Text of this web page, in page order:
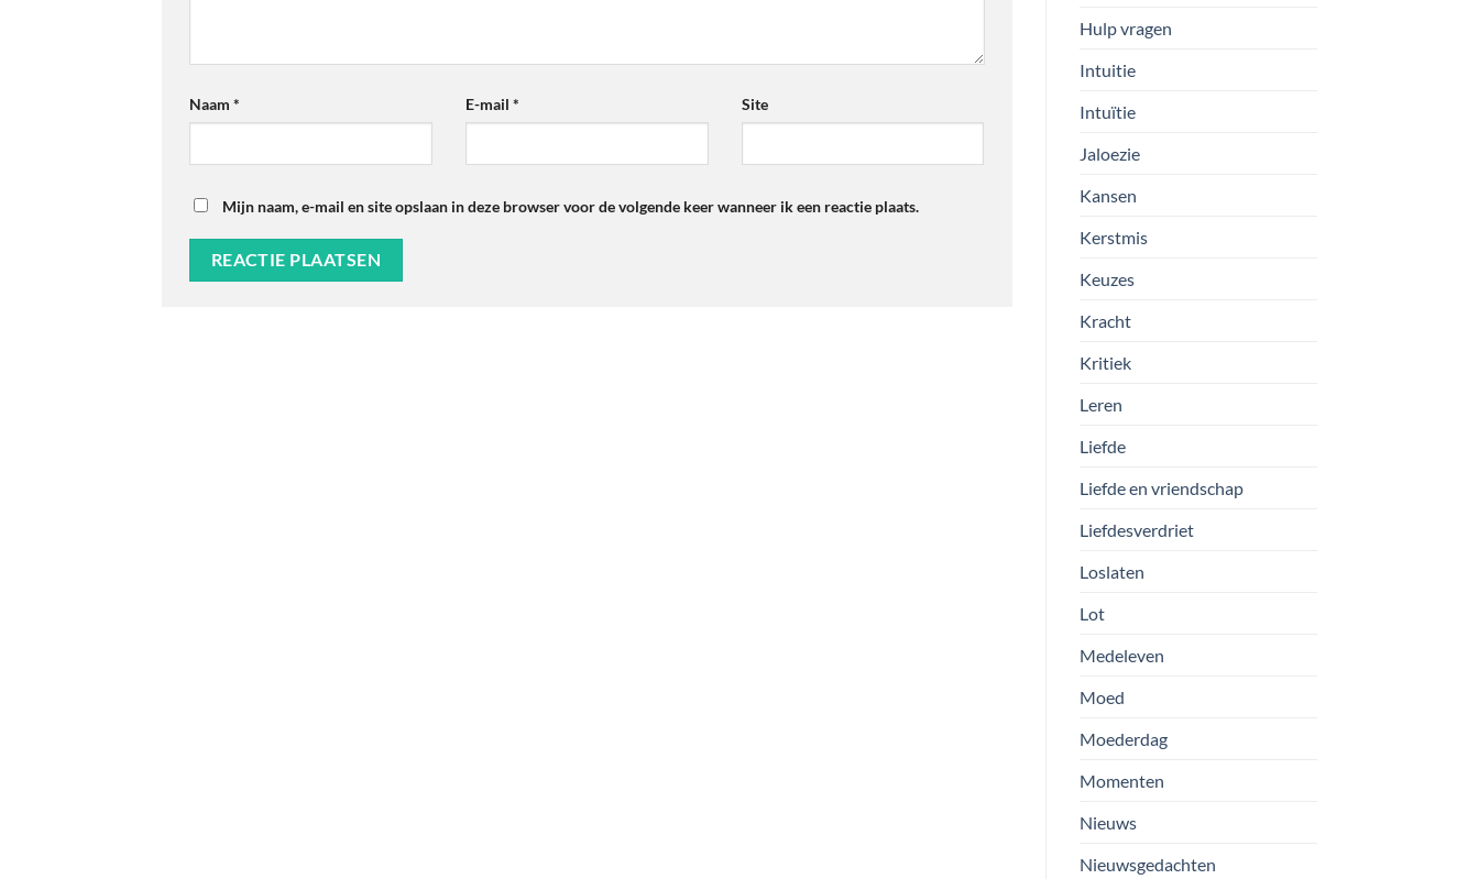
Naam * E-mail * Site
Mijn naam, e-mail en site opslaan in deze browser voor de volgende keer wanneer ik een reactie plaats.
Hulp vragen
Intuitie
Intuïtie
Jaloezie
Kansen
Kerstmis
Keuzes
Kracht
Kritiek
Leren
Liefde
Liefde en vriendschap
Liefdesverdriet
Loslaten
Lot
Medeleven
Moed
Moederdag
Momenten
Nieuws
Nieuwsgedachten